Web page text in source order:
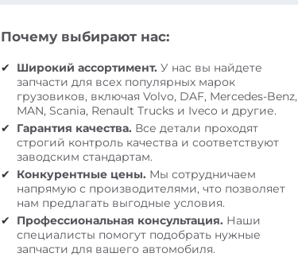
Почему выбирают нас:
Широкий ассортимент. У нас вы найдете
запчасти для всех популярных марок
грузовиков, включая Volvo, DAF, Mercedes-Benz,
MAN, Scania, Renault Trucks и Iveco и другие.
Гарантия качества. Все детали проходят
строгий контроль качества и соответствуют
заводским стандартам.
Конкурентные цены. Мы сотрудничаем
напрямую с производителями, что позволяет
нам предлагать выгодные условия.
Профессиональная консультация. Наши
специалисты помогут подобрать нужные
запчасти для вашего автомобиля.